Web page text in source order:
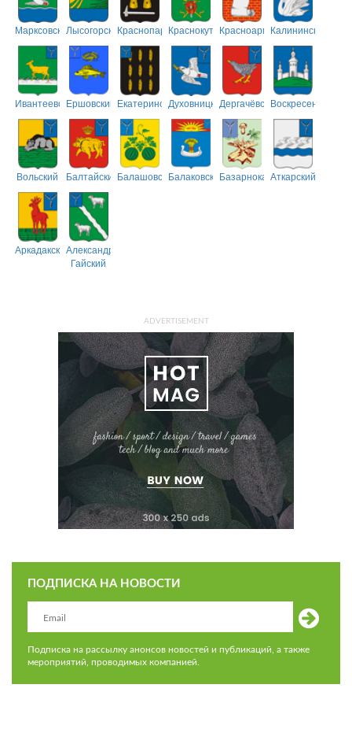
МарксовскийЛысогорскийКраснопартизанский
КраснокутскийКрасноармейский
Калининский
ИвантеевскийЕршовский ЕкатериновскийДуховницкийДергачёвскийВоскресенский
Вольский БалтайскийБалашовскийБалаковскийБазарнокарабулакский
Аткарский
АркадакскийАлександрово-
Гайский
ADVERTISEMENT
ПОДПИСКА НА НОВОСТИ
Подписка на рассылку анонсов новостей и публикаций, а также
мероприятий, проводимых компанией.